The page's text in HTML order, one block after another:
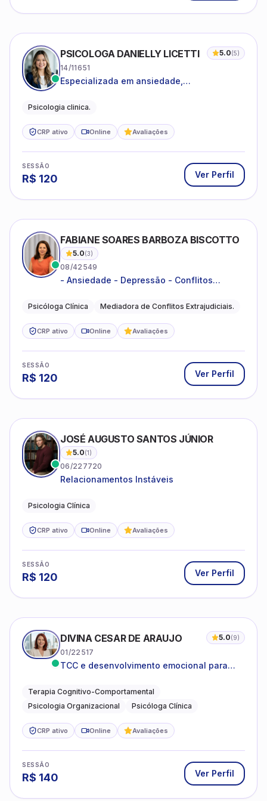
PSICOLOGA DANIELLY LICETTI 5.0(5)
14/11651
Especializada em ansiedade,
Psicologia clinica.
CRP ativo Online Avaliações
SESSÃO
R$ 120 Ver Perfil
FABIANE SOARES BARBOZA BISCOTTO
5.0(3)
08/42549
- Ansiedade - Depressão - Conflitos
relacionamentos - Autoestima -
Psicóloga Clínica Mediadora de Conflitos Extrajudiciais.
CRP ativo Online Avaliações
SESSÃO
R$ 120 Ver Perfil
JOSÉ AUGUSTO SANTOS JÚNIOR
5.0(1)
06/227720
Relacionamentos Instáveis
Psicologia Clínica
CRP ativo Online Avaliações
SESSÃO
R$ 120 Ver Perfil
DIVINA CESAR DE ARAUJO 5.0(9)
01/22517
TCC e desenvolvimento emocional para
Terapia Cognitivo-Comportamental
Psicologia Organizacional
Psicóloga Clínica
CRP ativo Online Avaliações
SESSÃO
R$ 140 Ver Perfil